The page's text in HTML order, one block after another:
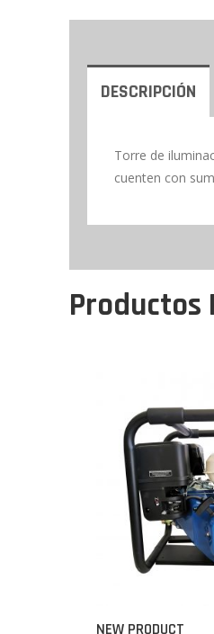
DESCRIPCIÓN
Torre de
cuenten con
Productos
NEW PRODUCT